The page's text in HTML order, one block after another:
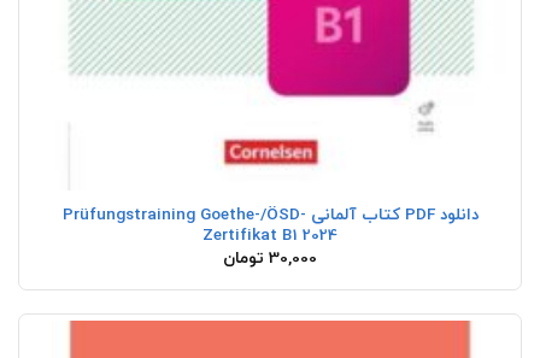
دانلود PDF کتاب آلمانی Prüfungstraining Goethe-/ÖSD-
Zertifikat B1 2024
30,000 تومان